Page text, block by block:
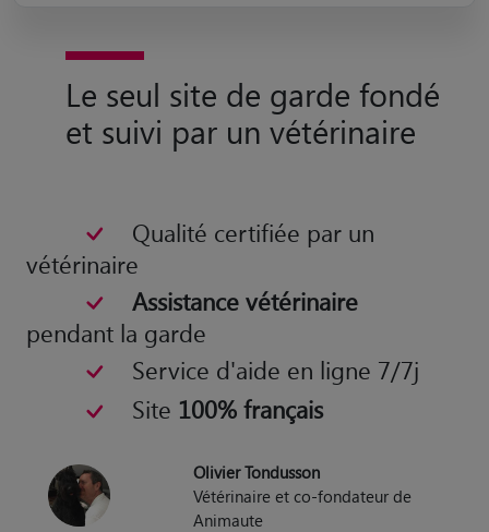
Le seul site de garde fondé
et suivi par un vétérinaire
Qualité certifiée par un
vétérinaire
Assistance vétérinaire
pendant la garde
Service d'aide en ligne 7/7j
Site 100% français
Olivier Tondusson
Vétérinaire et co-fondateur de
Animaute